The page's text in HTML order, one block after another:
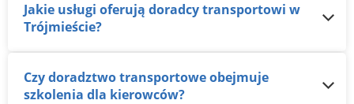
Jakie usługi oferują doradcy transportowi w
Trójmieście?
Czy doradztwo transportowe obejmuje
szkolenia dla kierowców?